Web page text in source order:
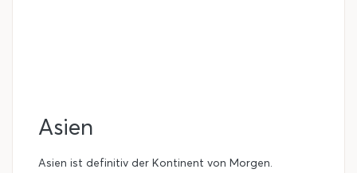
Asien
Asien ist definitiv der Kontinent von Morgen.